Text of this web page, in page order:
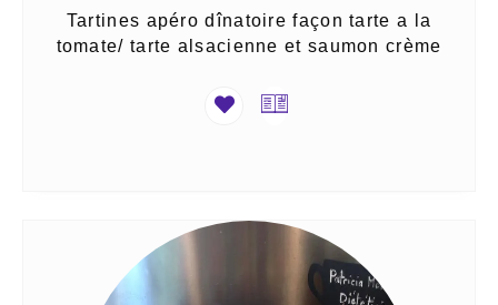
Tartines apéro dînatoire façon tarte a la
tomate/ tarte alsacienne et saumon crème